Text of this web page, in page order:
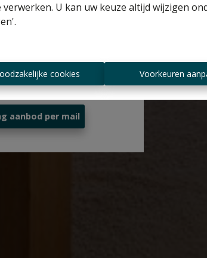
U kan uw keuze altijd wijzigen
cookies Voorkeuren
op de hoogte zijn van
aanbiedingen?
aanbod per mail